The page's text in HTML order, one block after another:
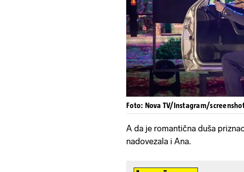
Foto: Nova TV/Instagram/
A da je romantična duša
nadovezala i Ana.